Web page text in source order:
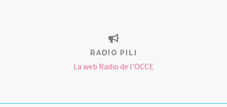
RADIO PILI
La web Radio de l'OCCE